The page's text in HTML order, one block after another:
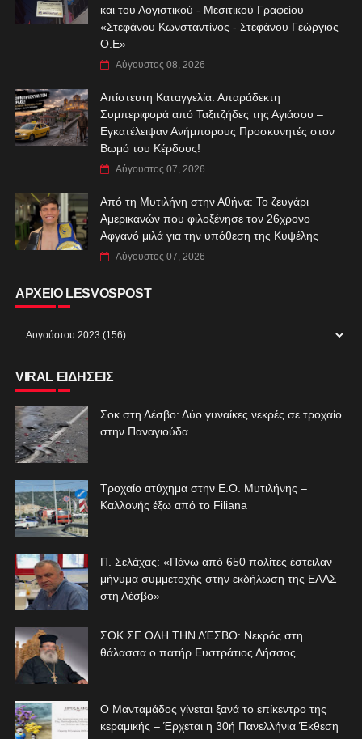
και του Λογιστικού - Μεσιτικού Γραφείου
«Στεφάνου Κωνσταντίνος - Στεφάνου Γεώργιος
Ο.Ε»
Αύγουστος 08, 2026
Απίστευτη Καταγγελία: Απαράδεκτη
Συμπεριφορά από Ταξιτζήδες της Αγιάσου –
Εγκατέλειψαν Ανήμπορους Προσκυνητές στον
Βωμό του Κέρδους!
Αύγουστος 07, 2026
Από τη Μυτιλήνη στην Αθήνα: Το ζευγάρι
Αμερικανών που φιλοξένησε τον 26χρονο
Αφγανό μιλά για την υπόθεση της Κυψέλης
Αύγουστος 07, 2026
ΑΡΧΕΙΟ LESVOSPOST
VIRAL ΕΙΔΗΣΕΙΣ
Σοκ στη Λέσβο: Δύο γυναίκες νεκρές σε τροχαίο
στην Παναγιούδα
Τροχαίο ατύχημα στην Ε.Ο. Μυτιλήνης –
Καλλονής έξω από το Filiana
Π. Σελάχας: «Πάνω από 650 πολίτες έστειλαν
μήνυμα συμμετοχής στην εκδήλωση της ΕΛΑΣ
στη Λέσβο»
ΣΟΚ ΣΕ ΟΛΗ ΤΗΝ ΛΈΣΒΟ: Νεκρός στη
θάλασσα ο πατήρ Ευστράτιος Δήσσος
Ο Μανταμάδος γίνεται ξανά το επίκεντρο της
κεραμικής – Έρχεται η 30ή Πανελλήνια Έκθεση